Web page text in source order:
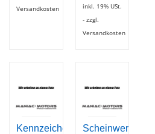
Versandkosten
inkl. 19% USt.
- zzgl.
Versandkosten
Kennzeichenbeleuchtung
Scheinwerfer